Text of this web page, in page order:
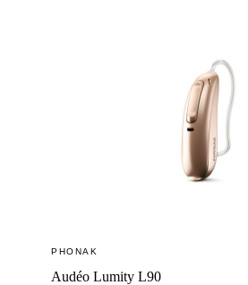
PHONAK
Audéo Lumity L90